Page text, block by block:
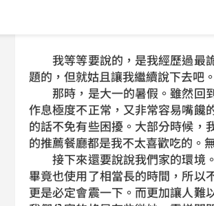
我等等要說的，是我經歷過最詭
題的，但就姑且讓我繼續說下去吧。
那時，是大一的暑假。雖然回到
作息極度不正常，又非常容易嘴饞
的話不免有些困擾。大部分時候，
的推薦餐廳都是我不太喜歡吃的。
接下來還要說說我們家的環境
畢竟也使用了相當長的時間，所以
更是必定會震一下。而更加讓人難